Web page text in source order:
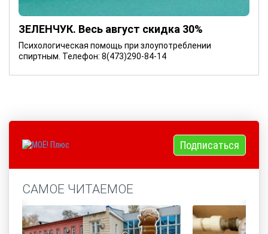
ЗЕЛЕНЧУК. Весь август скидка 30%
Психологическая помощь при злоупотреблении
спиртным. Телефон: 8(473)290-84-14
Подписаться
САМОЕ ЧИТАЕМОЕ